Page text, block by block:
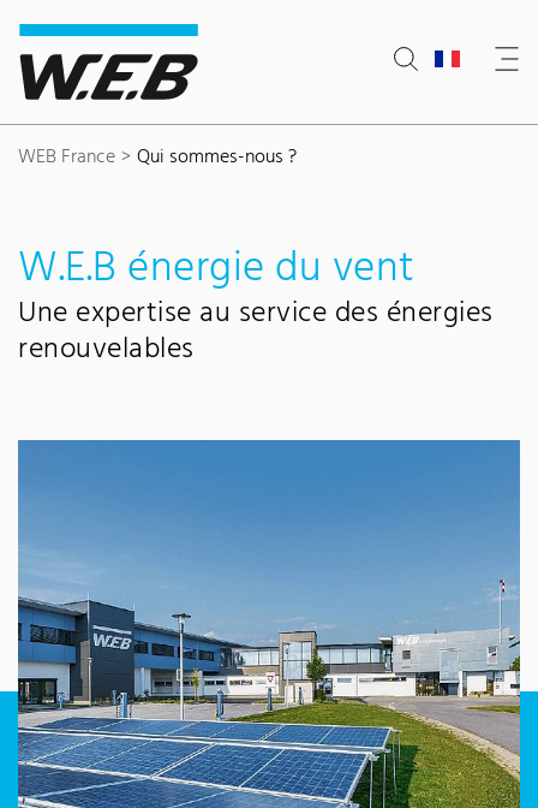
Content Area
Search
Main navigation
Contact
Footer
WEB France Qui sommes-nous ?
W.E.B énergie du vent
Une expertise au service des énergies
renouvelables